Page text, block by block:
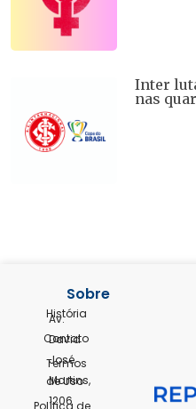
Inter
nas
Av.
David
José
Martins,
1206
Sobre
História
Contato
Termos
de Uso
Política de